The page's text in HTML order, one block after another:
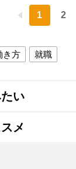
1 2
き方 就職
い
メ